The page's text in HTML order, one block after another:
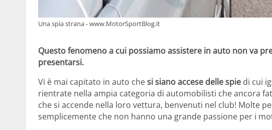
Una spia strana - www.MotorSportBlog.it
Questo fenomeno a cui possiamo assistere in auto non va
presentarsi.
Vi è mai capitato in auto chesi siano accese delle spie di cui
rientrate nella ampia categoria di automobilisti che ancora
che si accende nella loro vettura, benvenuti nel club! Molte
semplicemente che non hanno una grande passione per i